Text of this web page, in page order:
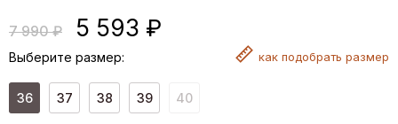
7 990 ₽ 5 593 ₽
Выберите размер: как подобрать размер
36 37 38 39 40